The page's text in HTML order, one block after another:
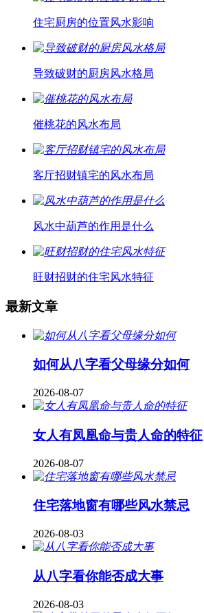
住宅厨房的位置风水影响
导致破财的厨房风水格局
催桃花的风水布局
客厅招财镇宅的风水布局
风水中葫芦的作用是什么
旺财招财的住宅风水特征
最新文章
如何从八字看父母缘分如何
2026-08-07
女人有凤凰命与贵人命的特征
2026-08-07
住宅落地窗有哪些风水禁忌
2026-08-03
从八字看你能否成大事
2026-08-03